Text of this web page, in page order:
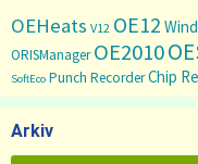
OEHeats V12 OE12
ORISManager OE2010
SoftEco Punch RecorderChip
Arkiv